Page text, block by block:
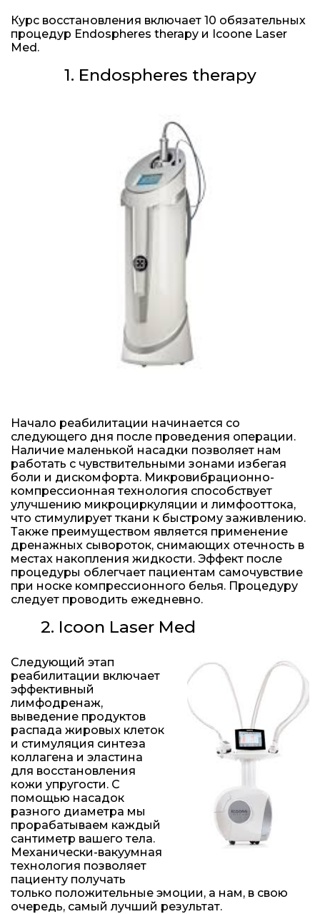
Курс восстановления включает 10 обязательных
процедур Endospheres therapy и Icoone Laser
Med.
1. Endospheres therapy
Начало реабилитации начинается со
следующего дня после проведения операции.
Наличие маленькой насадки позволяет нам
работать с чувствительными зонами избегая
боли и дискомфорта. Микровибрационно-
компрессионная технология способствует
улучшению микроциркуляции и лимфооттока,
что стимулирует ткани к быстрому заживлению.
Также преимуществом является применение
дренажных сывороток, снимающих отечность в
местах накопления жидкости. Эффект после
процедуры облегчает пациентам самочувствие
при носке компрессионного белья. Процедуру
следует проводить ежедневно.
2. Icoon Laser Med
Следующий этап
реабилитации включает
эффективный
лимфодренаж,
выведение продуктов
распада жировых клеток
и стимуляция синтеза
коллагена и эластина
для восстановления
кожи упругости. С
помощью насадок
разного диаметра мы
прорабатываем каждый
сантиметр вашего тела.
Механически-вакуумная
технология позволяет
пациенту получать
только положительные эмоции, а нам, в свою
очередь, самый лучший результат.